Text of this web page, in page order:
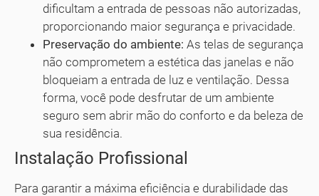
dificultam a entrada de pessoas não autorizadas,
proporcionando maior segurança e privacidade.
Preservação do ambiente: As telas de segurança
não comprometem a estética das janelas e não
bloqueiam a entrada de luz e ventilação. Dessa
forma, você pode desfrutar de um ambiente
seguro sem abrir mão do conforto e da beleza de
sua residência.
Instalação Profissional
Para garantir a máxima eficiência e durabilidade das